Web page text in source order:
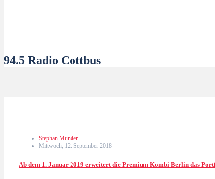
94.5 Radio Cottbus
Stephan Munder
Mittwoch, 12. September 2018
Ab dem 1. Januar 2019 erweitert die Premium Kombi Berlin das